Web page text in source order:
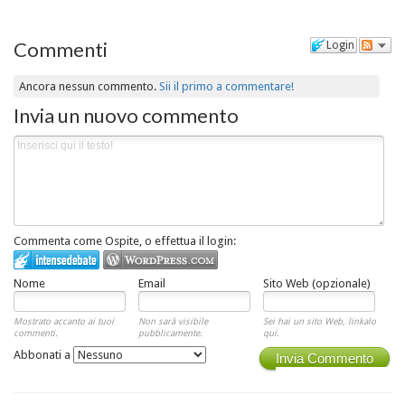
Login
Commenti
Ancora nessun commento.Sii il primo a commentare!
Invia un nuovo commento
Commenta come Ospite, o effettua il login:
Nome Email Sito Web (opzionale)
Mostrato accanto ai tuoi
commenti.
Non sarà visibile
pubblicamente.
Sei hai un sito Web, linkalo
qui.
Invia Commento
Abbonati a